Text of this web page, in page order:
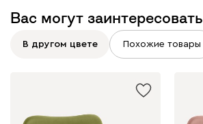
Вас могут заинтересовать
В другом цвете Похожие товары